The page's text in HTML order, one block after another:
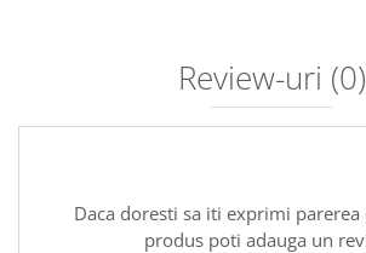
Review-uri (0)
Daca doresti sa iti exprimi parerea
produs poti adauga un